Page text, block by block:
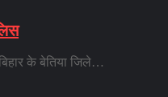
के बेतिया जिले…